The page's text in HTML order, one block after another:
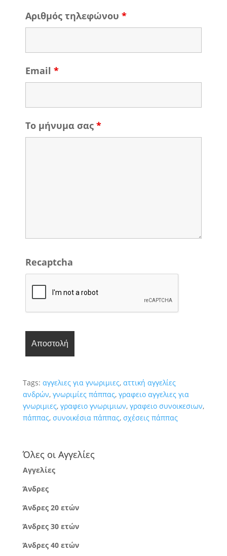
Αριθμός τηλεφώνου *
Email *
Το μήνυμα σας *
Recaptcha
Tags: αγγελιες για γνωριμιες, αττική αγγελίες
ανδρών, γνωριμίες πάππας, γραφειο αγγελιες για
γνωριμιες, γραφειο γνωριμιων, γραφειο συνοικεσιων,
πάππας, συνοικέσια πάππας, σχέσεις πάππας
Όλες οι Αγγελίες
Αγγελίες
Άνδρες
Άνδρες 20 ετών
Άνδρες 30 ετών
Άνδρες 40 ετών